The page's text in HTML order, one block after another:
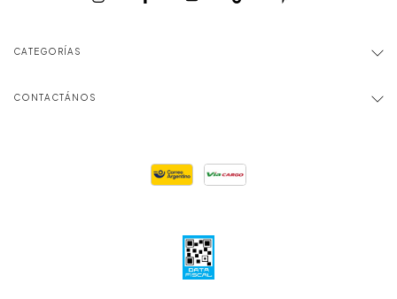
CATEGORÍAS
CONTACTÁNOS